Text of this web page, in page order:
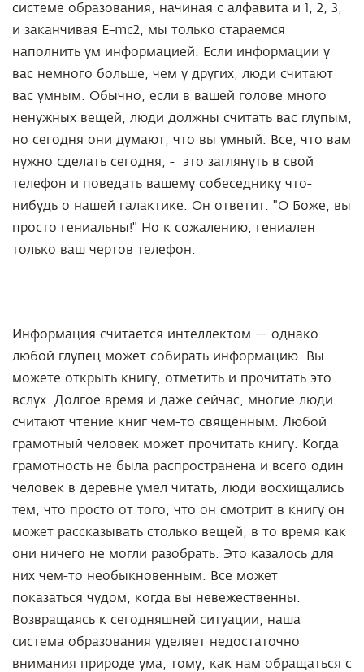
системе образования, начиная с алфавита и 1, 2, 3,
и заканчивая E=mc2, мы только стараемся
наполнить ум информацией. Если информации у
вас немного больше, чем у других, люди считают
вас умным. Обычно, если в вашей голове много
ненужных вещей, люди должны считать вас глупым,
но сегодня они думают, что вы умный. Все, что вам
нужно сделать сегодня, - это заглянуть в свой
телефон и поведать вашему собеседнику что-
нибудь о нашей галактике. Он ответит: "О Боже, вы
просто гениальны!" Но к сожалению, гениален
только ваш чертов телефон.
Информация считается интеллектом — однако
любой глупец может собирать информацию. Вы
можете открыть книгу, отметить и прочитать это
вслух. Долгое время и даже сейчас, многие люди
считают чтение книг чем-то священным. Любой
грамотный человек может прочитать книгу. Когда
грамотность не была распространена и всего один
человек в деревне умел читать, люди восхищались
тем, что просто от того, что он смотрит в книгу он
может рассказывать столько вещей, в то время как
они ничего не могли разобрать. Это казалось для
них чем-то необыкновенным. Все может
показаться чудом, когда вы невежественны.
Возвращаясь к сегодняшней ситуации, наша
система образования уделяет недостаточно
внимания природе ума, тому, как нам обращаться с